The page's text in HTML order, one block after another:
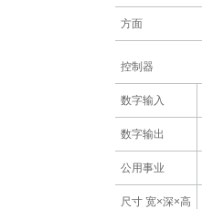
方面
控制器
数字输入
数字输出
公用事业
尺寸 宽×深×高